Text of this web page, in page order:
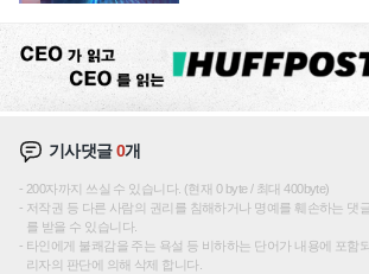
기사댓글0개
200자까지 쓰실 수 있습니다. (현재 0 byte / 최대 400byte)
저작권 등 다른 사람의 권리를 침해하거나 명예를 훼손하는 댓
를 받을 수 있습니다.
타인에게 불쾌감을 주는 욕설 등 비하하는 단어가 내용에 포함
리자의 판단에 의해 삭제 합니다.